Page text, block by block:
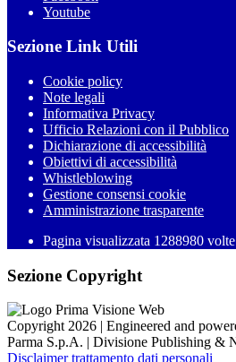
Youtube
Sezione Link Utili
Cookie policy
Note legali
Informativa Privacy
Ufficio Relazioni con il Pubblico
Dichiarazione di accessibilità
Obiettivi di accessibilità
Whistleblowing
Gestione consensi cookie
Amministrazione trasparente
Pagina visualizzata 1288980 volte
Sezione Copyright
Copyright 2026 | Engineered and
Parma S.p.A. | Divisione Publishing &
Disclaimer trattamento dati personali